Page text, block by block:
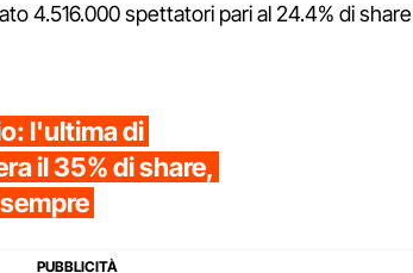
4.516.000 spettatori pari al 24.4% di share
l'ultima di
il 35% di share,